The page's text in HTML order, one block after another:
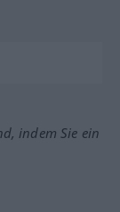
indem Sie ein